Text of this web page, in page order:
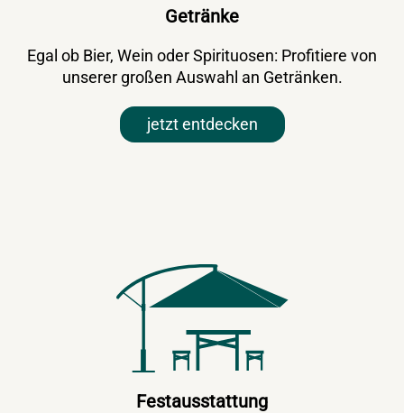
Getränke
Egal ob Bier, Wein oder Spirituosen: Profitiere von
unserer großen Auswahl an Getränken.
jetzt entdecken
Festausstattung